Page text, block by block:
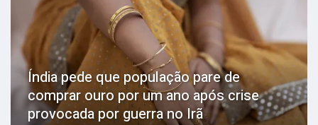
Índia pede que população pare de
comprar ouro por um ano após crise
provocada por guerra no Irã